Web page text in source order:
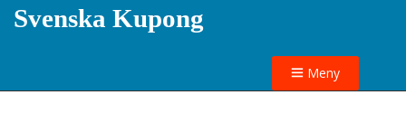
Svenska Kupong
Meny